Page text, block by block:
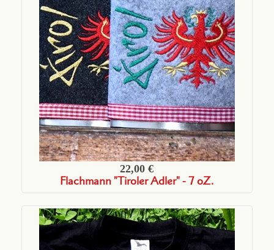
22,00 €
Flachmann "Tiroler Adler" - 7 oZ.